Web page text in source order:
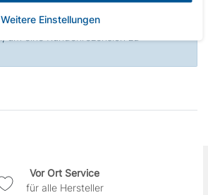
Vor Ort Service
für alle Hersteller
Weitere Einstellungen